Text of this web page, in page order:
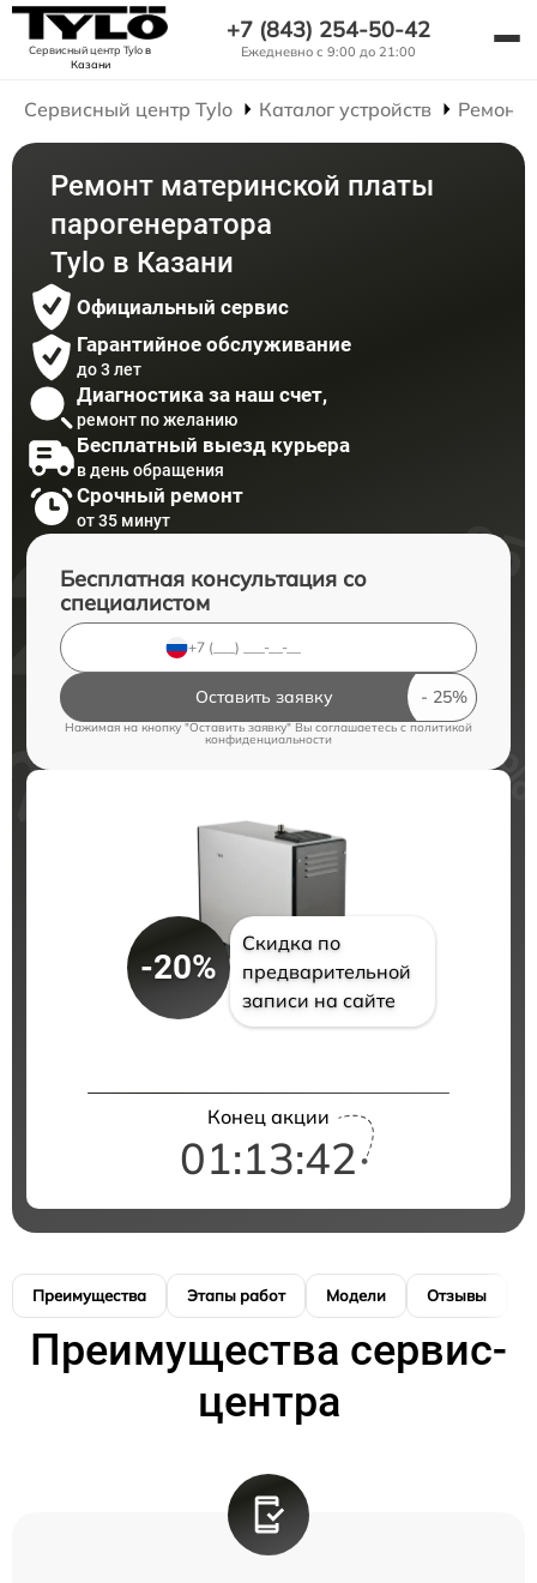
Сервисный центр Tyloв
Казани
+7 (843) 254-50-42
Ежедневно с 9:00 до 21:00
Сервисный центр Tylo Каталог устройств Ремонт
Ремонт материнской платы
парогенератора
Tylo в Казани
Официальный сервис
Гарантийное обслуживание
до 3 лет
Диагностика за наш счет,
ремонт по желанию
Бесплатный выезд курьера
в день обращения
Срочный ремонт
от 35 минут
Бесплатная консультация со
специалистом
Оставить заявку
Нажимая на кнопку "Оставить заявку" Вы соглашаетесь cполитикой
конфиденциальности
-20%
Скидка по
предварительной
записи на сайте
Конец акции
01:13:42
Преимущества Этапы работ Модели Отзывы
Преимущества сервис-
центра